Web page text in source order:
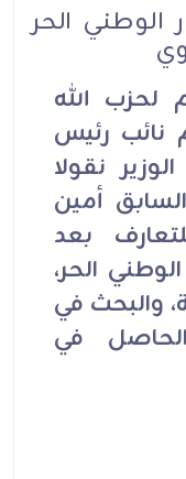
الوطني الحر
لحزب الله
نائب رئيس
نقولا
أمين
بعد
الوطني الحر،
والبحث في
في